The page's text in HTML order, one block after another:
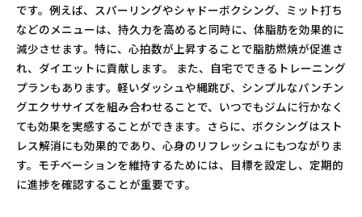
です。例えば、スパーリングやシャドーボクシング、ミット打ち
などのメニューは、持久力を高めると同時に、体脂肪を効果的に
減少させます。特に、心拍数が上昇することで脂肪燃焼が促進さ
れ、ダイエットに貢献します。 また、自宅でできるトレーニング
プランもあります。軽いダッシュや縄跳び、シンプルなパンチン
グエクササイズを組み合わせることで、いつでもジムに行かなく
ても効果を実感することができます。さらに、ボクシングはスト
レス解消にも効果的であり、心身のリフレッシュにもつながりま
す。モチベーションを維持するためには、目標を設定し、定期的
に進捗を確認することが重要です。